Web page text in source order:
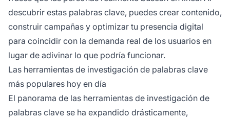
descubrir estas palabras clave, puedes crear contenido,
construir campañas y optimizar tu presencia digital
para coincidir con la demanda real de los usuarios en
lugar de adivinar lo que podría funcionar.
Las herramientas de investigación de palabras clave
más populares hoy en día
El panorama de las herramientas de investigación de
palabras clave se ha expandido drásticamente,